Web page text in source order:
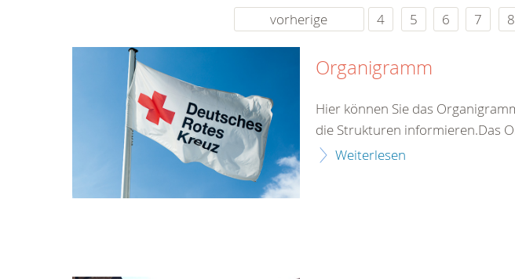
rund um die Uhr
vorherige
4 5 6 7 8
Organigramm
Hier können Sie das
die Strukturen informieren.Das
Weiterlesen